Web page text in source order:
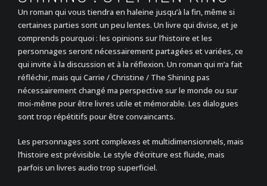
Un roman qui vous tiendra en haleine jusqu’à la fin, même si
certaines parties sont un peu lentes. Un livre qui divise, et je
comprends pourquoi : les opinions sur l’histoire et les
personnages seront nécessairement partagées et variées, ce
qui invite à la discussion et à la réflexion. Un roman qui m’a fait
réfléchir, mais qui Carrie / Christine / The Shining pas
nécessairement changé ma perspective sur le monde ou sur
moi-même pour être livres utile et mémorable. Les dialogues
sont trop répétitifs pour être convaincants.
Les personnages sont complexes et multidimensionnels, mais
l’histoire est prévisible. Le style d’écriture est fluide, mais
parfois un livres audio trop superficiel.